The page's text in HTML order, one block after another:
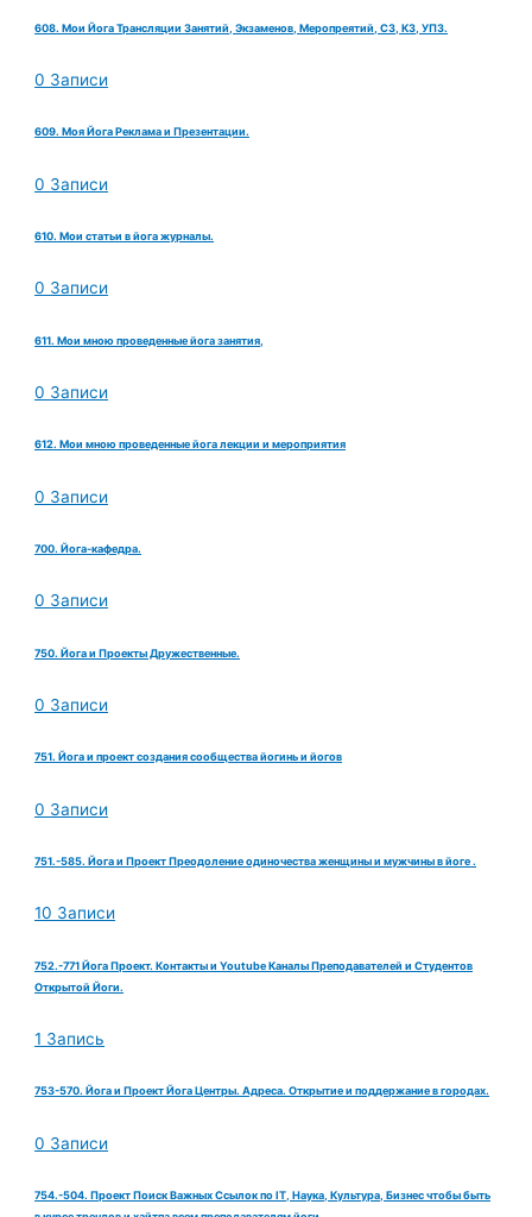
608. Мои Йога Трансляции Занятий, Экзаменов, Меропреятий, СЗ, КЗ, УПЗ.
0 Записи
609. Моя Йога Реклама и Презентации.
0 Записи
610. Мои статьи в йога журналы.
0 Записи
611. Мои мною проведенные йога занятия,
0 Записи
612. Мои мною проведенные йога лекции и мероприятия
0 Записи
700. Йога-кафедра.
0 Записи
750. Йога и Проекты Дружественные.
0 Записи
751. Йога и проект создания сообщества йогинь и йогов
0 Записи
751.-585. Йога и Проект Преодоление одиночества женщины и мужчины в йоге .
10 Записи
752.-771 Йога Проект. Контакты и Youtube Каналы Преподавателей и Студентов
Открытой Йоги.
1 Запись
753-570. Йога и Проект Йога Центры. Адреса. Открытие и поддержание в городах.
0 Записи
754.-504. Проект Поиск Важных Ссылок по IT, Наука, Культура, Бизнес чтобы быть